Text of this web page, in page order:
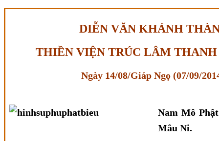
DIỄN VĂN KHÁNH
THIỀN VIỆN TRÚC LÂM THANH
Ngày 14/08/Giáp Ngọ (07/09/
Nam Mô
Mâu Ni.